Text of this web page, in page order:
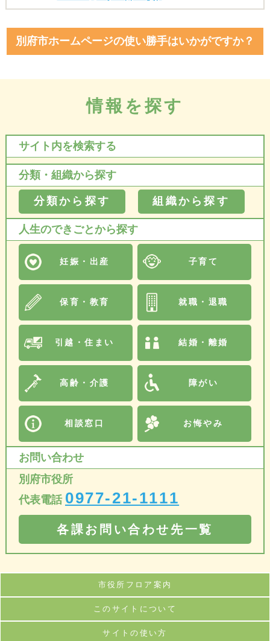
別府市ホームページの使い勝手はいかがですか？
情報を探す
サイト内を検索する
分類・組織から探す
分類から探す 組織から探す
人生のできごとから探す
妊娠・出産 子育て
保育・教育 就職・退職
引越・住まい 結婚・離婚
高齢・介護 障がい
相談窓口 お悔やみ
お問い合わせ
別府市役所
代表電話 0977-21-1111
各課お問い合わせ先一覧
市役所フロア案内
このサイトについて
サイトの使い方